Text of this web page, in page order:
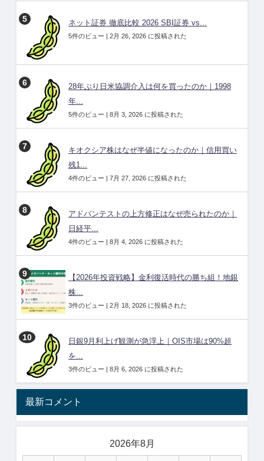
ネット証券 徹底比較 2026 SBI証券 vs...
5件のビュー | 2月 26, 2026 に投稿された
28年ぶり日米協調介入は何を買ったのか｜1998
年...
5件のビュー | 8月 3, 2026 に投稿された
キオクシア株はなぜ半値になったのか｜信用買い
残1...
4件のビュー | 7月 27, 2026 に投稿された
アドバンテストの上方修正はなぜ売られたのか｜
日経平...
4件のビュー | 8月 4, 2026 に投稿された
【2026年投資戦略】金利復活時代の勝ち組！地銀
株...
3件のビュー | 2月 18, 2026 に投稿された
日銀9月利上げ観測が急浮上｜OIS市場は90%超
を...
3件のビュー | 8月 6, 2026 に投稿された
最新コメント
2026年8月